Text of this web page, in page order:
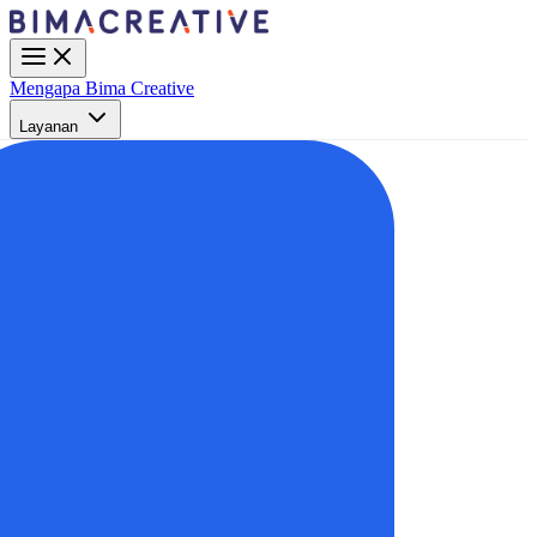
Mengapa Bima Creative
Layanan